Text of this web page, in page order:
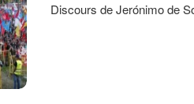
Discours de Jerónimo de